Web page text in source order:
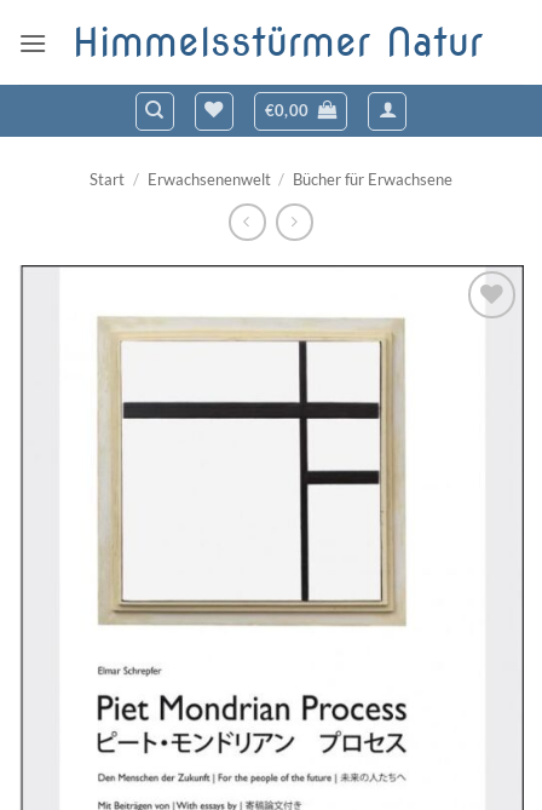
Inhalt
Himmelsstürmer Natur
€0,00
Start / Erwachsenenwelt / Bücher für Erwachsene